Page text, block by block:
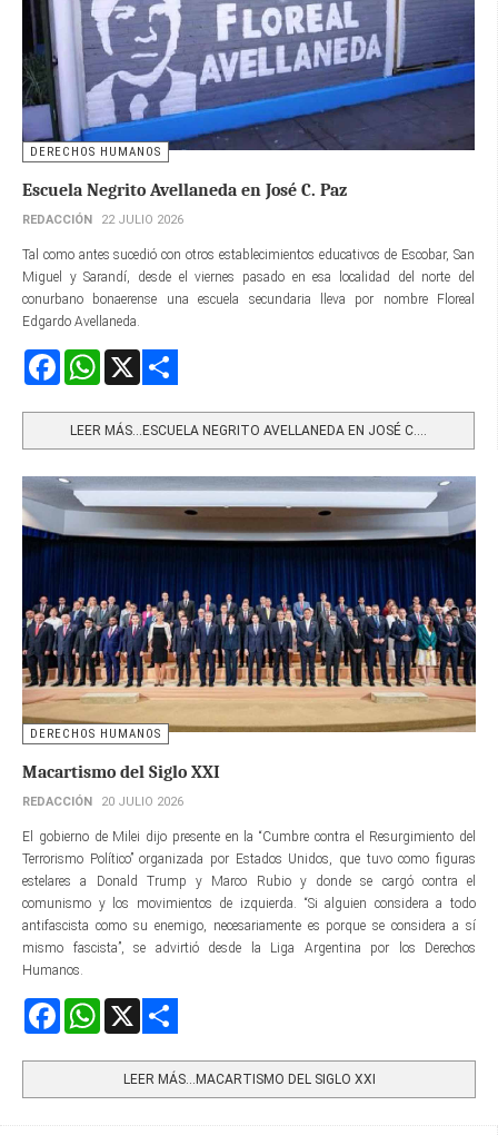
DERECHOS HUMANOS
Escuela Negrito Avellaneda en José C. Paz
REDACCIÓN 22 JULIO 2026
Tal como antes sucedió con otros establecimientos educativos de Escobar, San
Miguel y Sarandí, desde el viernes pasado en esa localidad del norte del
conurbano bonaerense una escuela secundaria lleva por nombre Floreal
Edgardo Avellaneda.
FacebookWhatsApp
LEER MÁS…ESCUELA NEGRITO AVELLANEDA EN JOSÉ C....
DERECHOS HUMANOS
Macartismo del Siglo XXI
REDACCIÓN 20 JULIO 2026
El gobierno de Milei dijo presente en la “Cumbre contra el Resurgimiento del
Terrorismo Político” organizada por Estados Unidos, que tuvo como figuras
estelares a Donald Trump y Marco Rubio y donde se cargó contra el
comunismo y los movimientos de izquierda. “Si alguien considera a todo
antifascista como su enemigo, necesariamente es porque se considera a sí
mismo fascista”, se advirtió desde la Liga Argentina por los Derechos
Humanos.
FacebookWhatsApp
LEER MÁS…MACARTISMO DEL SIGLO XXI